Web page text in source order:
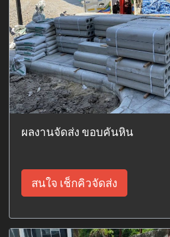
ผลงานจัดส่ง ขอบคันหิน
สนใจ เช็กคิวจัดส่ง